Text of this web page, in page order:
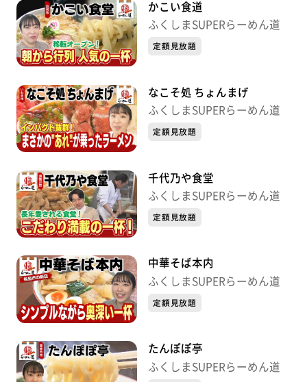
かこい食道
ふくしまSUPERらーめん道
定額見放題
なこそ処 ちょんまげ
ふくしまSUPERらーめん道
定額見放題
千代乃や食堂
ふくしまSUPERらーめん道
定額見放題
中華そば本内
ふくしまSUPERらーめん道
定額見放題
たんぽぽ亭
ふくしまSUPERらーめん道